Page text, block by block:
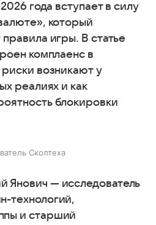
года вступает в силу
который
игры. В статье
комплаенс в
возникают у
реалиях и как
блокировки
Сколтеха
Янович — исследователь
технологий,
и старший